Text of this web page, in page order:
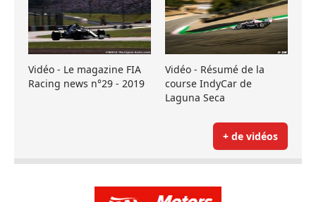
Vidéo - Le magazine FIA
Racing news n°29 - 2019
Vidéo - Résumé de la
course IndyCar de
Laguna Seca
+ de vidéos